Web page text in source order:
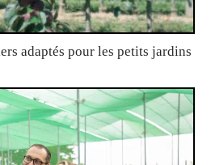
adaptés pour les petits jardins